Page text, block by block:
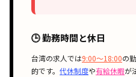
🕒 勤務時間と休日
台湾の求人では9:00〜18:00の
的です。 代休制度や有給休暇が